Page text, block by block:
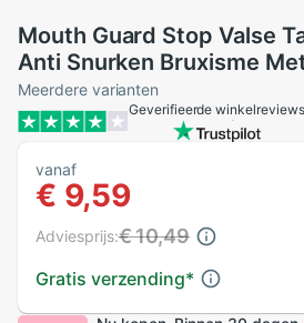
Mouth Guard Stop Valse
Anti Snurken Bruxisme
Opbergdoos Slaap Steun
Snurken
Meerdere varianten
Geverifieerde winkelreviews
vanaf
€ 9,59
Gratis verzending*
Adviesprijs:€ 10,49